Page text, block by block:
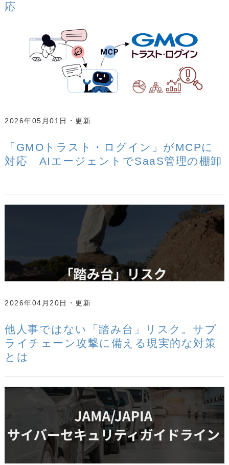
応
2026年05月01日
「GMOトラスト・ログイン」がMCPに
対応 AIエージェントでSaaS管理の棚卸
2026年04月20日
他人事ではない「踏み台」リスク。サプ
ライチェーン攻撃に備える現実的な対策
とは